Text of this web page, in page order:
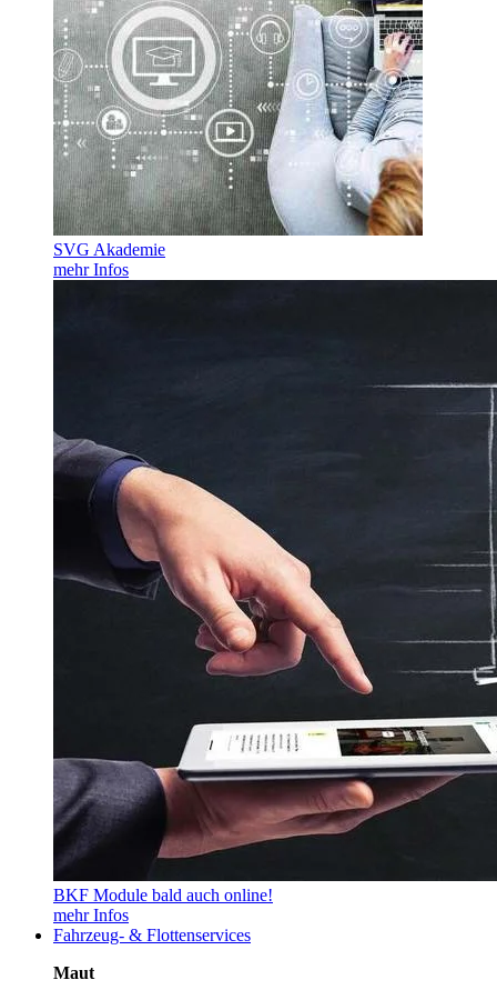
SVG Akademie
mehr Infos
BKF Module bald auch online!
mehr Infos
Fahrzeug- & Flottenservices
Maut